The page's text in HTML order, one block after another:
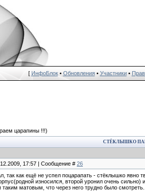
[ ИнфоБлок• Обновления• Участники•
царапины !!!)
СТЁКЛЫШКО
17:57 | Сообщение # 26
так как ещё не успел поцарапать - стёклышко
износился, второй уронил очень
таким матовым, что через него трудно было